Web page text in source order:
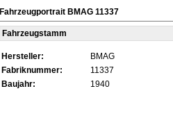
Fahrzeugportrait BMAG 11337
Fahrzeugstamm
Hersteller:
BMAG
Fabriknummer:
11337
Baujahr:
1940